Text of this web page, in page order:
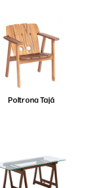
Poltrona Tajá